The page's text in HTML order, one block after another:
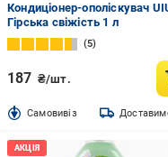
Кондиціонер-ополіскувач
Гірська свіжість 1 л
5
187 ₴/шт.
Cамовивіз